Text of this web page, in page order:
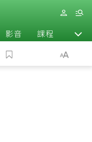
影音 課程 退休